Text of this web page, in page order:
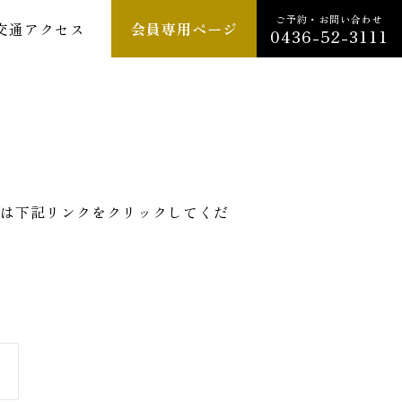
通アクセス 会員専用ページ ご予約・お問い合わせ
0436-52-3111
下記リンクをクリックしてくだ